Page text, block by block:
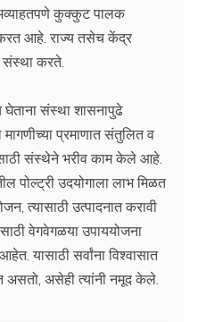
कुक्कुट पालक
आहे. राज्य तसेच केंद्र
संस्था करते.
संस्था शासनापुढे
प्रमाणात संतुलित व
संस्थेने भरीव काम केले आहे.
पोल्ट्री उदयोगाला लाभ मिळत
त्यासाठी उत्पादनात करावी
वेगवेगळया उपाययोजना
यासाठी सर्वांना विश्वासात
असतो, असेही त्यांनी नमूद केले.